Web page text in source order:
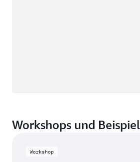
Workshops und
Workshop